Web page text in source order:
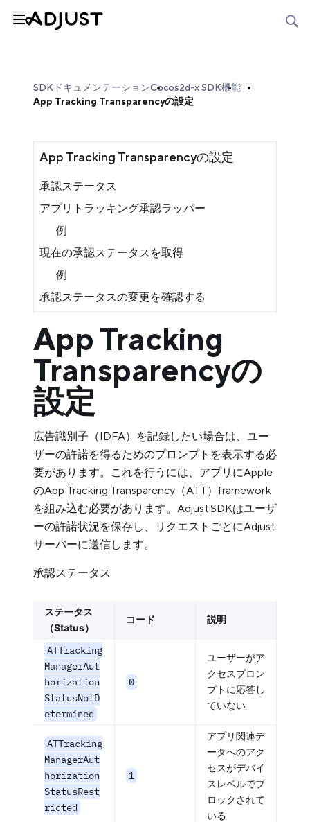
SDKドキュメンテーションCocos2d-x SDK機能
App Tracking Transparencyの設定
App Tracking Transparencyの設定
承認ステータス
アプリトラッキング承認ラッパー
例
現在の承認ステータスを取得
例
承認ステータスの変更を確認する
App Tracking
Transparencyの
設定
広告識別子（IDFA）を記録したい場合は、ユー
ザーの許諾を得るためのプロンプトを表示する必
要があります。これを行うには、アプリにApple
のApp Tracking Transparency（ATT）framework
を組み込む必要があります。Adjust SDKはユーザ
ーの許諾状況を保存し、リクエストごとにAdjust
サーバーに送信します。
承認ステータス
ステータス
（Status）
コード 説明
ATTracking
ManagerAut
horization
StatusNotD
etermined
0
ユーザーがア
クセスプロン
プトに応答し
ていない
ATTracking
ManagerAut
horization
StatusRest
ricted
1
アプリ関連デ
ータへのアク
セスがデバイ
スレベルでブ
ロックされて
いる